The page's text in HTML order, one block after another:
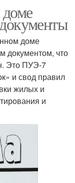
доме
документом, что
Это ПУЭ-7
и свод правил
жилых и
и